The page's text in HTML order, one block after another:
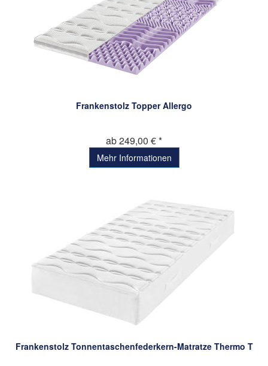
Frankenstolz Topper Allergo
ab 249,00 € *
Mehr Informationen
Frankenstolz Tonnentaschenfederkern-Matratze Thermo T